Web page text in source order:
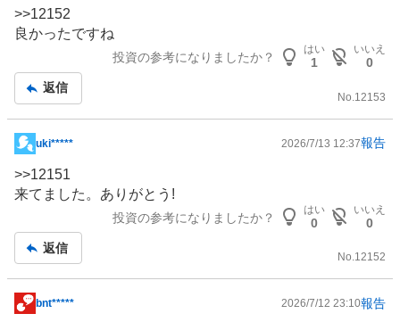
示
板
事
>>12152
良かったですね
投資の参考になりましたか？
はい
1
いいえ
0
返信
No. 12153
掲
示
板
事
uki***** 2026/7/13 12:37報告
>>12151
来てました。ありがとう!
投資の参考になりましたか？
はい
0
いいえ
0
返信
No.12152
掲
bnt***** 2026/7/12 23:10報告